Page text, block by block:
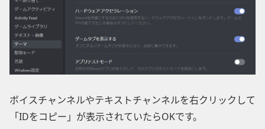
ボイスチャンネルやテキストチャンネルを右クリックして
「IDをコピー」が表示されていたらOKです。